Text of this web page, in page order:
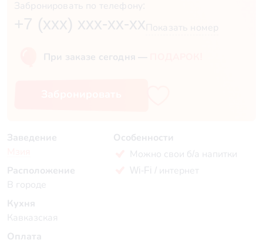
Забронировать по телефону:
+7 (xxx) xxx-xx-xx Показать номер
При заказе сегодня —
Заведение
Расположение
В городе
Кухня
Кавказская
Оплата
Особенности
Можно свои б/а напитки
Wi-Fi / интернет